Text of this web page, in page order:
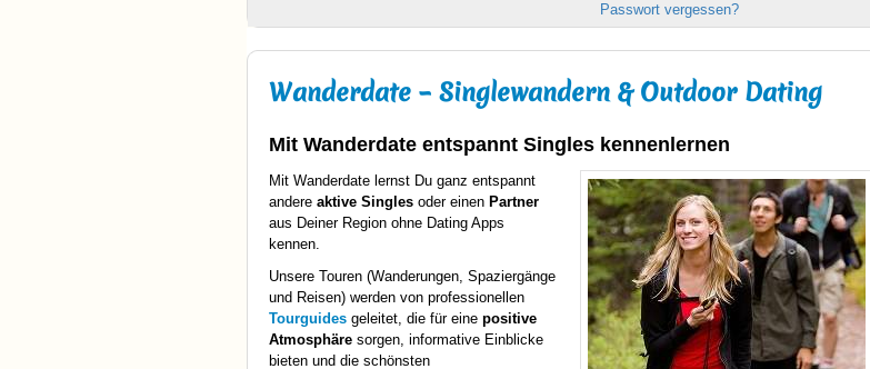
Passwort vergessen?
Wanderdate – Singlewandern & Outdoor Dating
Mit Wanderdate entspannt Singles kennenlernen
Mit Wanderdate lernst Du ganz entspannt
andere aktive Singles oder einen Partner
aus Deiner Region ohne Dating Apps
kennen.
Unsere Touren (Wanderungen, Spaziergänge
und Reisen) werden von professionellen
Tourguides geleitet, die für eine positive
Atmosphäre sorgen, informative Einblicke
bieten und die schönsten